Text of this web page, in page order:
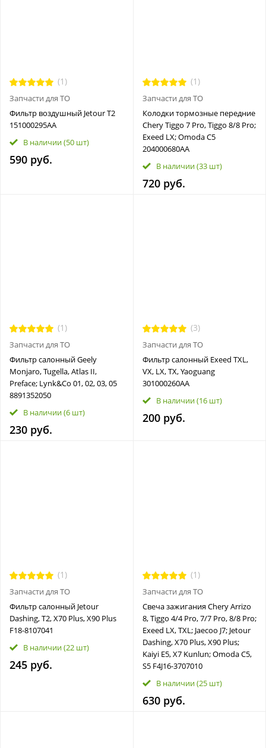
(1)
Запчасти для ТО
Фильтр воздушный Jetour T2
151000295AA
В наличии(50 шт)
590 руб.
(1)
Запчасти для ТО
Колодки тормозные передние
Chery Tiggo 7 Pro, Tiggo 8/8 Pro;
Exeed LX; Omoda C5
204000680AA
В наличии(33 шт)
720 руб.
(1)
Запчасти для ТО
Фильтр салонный Geely
Monjaro, Tugella, Atlas II,
Preface; Lynk&Co 01, 02, 03, 05
8891352050
В наличии(6 шт)
230 руб.
(3)
Запчасти для ТО
Фильтр салонный Exeed TXL,
VX, LX, TX, Yaoguang
301000260AA
В наличии(16 шт)
200 руб.
(1)
Запчасти для ТО
Фильтр салонный Jetour
Dashing, T2, X70 Plus, X90 Plus
F18-8107041
В наличии(22 шт)
245 руб.
(1)
Запчасти для ТО
Свеча зажигания Chery Arrizo
8, Tiggo 4/4 Pro, 7/7 Pro, 8/8 Pro;
Exeed LX, TXL; Jaecoo J7; Jetour
Dashing, X70 Plus, X90 Plus;
Kaiyi E5, X7 Kunlun; Omoda C5,
S5 F4J16-3707010
В наличии(25 шт)
630 руб.